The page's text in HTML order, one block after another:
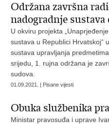
Održana završna
nadogradnje sustava
U okviru projekta
sustava u Republici Hrvatskoj“
sustava upravljanja
srijedu, 1. rujna održana je
sudova.
01.09.2021. | Pisane vijesti
Obuka službenika
Ministar pravosuđa i uprave